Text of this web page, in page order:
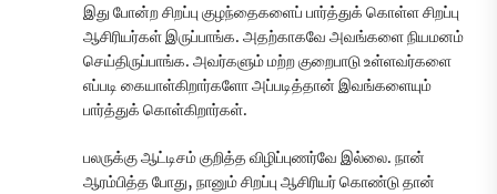
இது போன்ற சிறப்பு குழந்தைகளைப் பார்த்துக் கொள்ள சிறப்பு
ஆசிரியர்கள் இருப்பாங்க. அதற்காகவே அவங்களை நியமனம்
செய்திருப்பாங்க. அவர்களும் மற்ற குறைபாடு உள்ளவர்களை
எப்படி கையாள்கிறார்களோ அப்படித்தான் இவங்களையும்
பார்த்துக் கொள்கிறார்கள்.
பலருக்கு ஆட்டிசம் குறித்த விழிப்புணர்வே இல்லை. நான்
ஆரம்பித்த போது, நானும் சிறப்பு ஆசிரியர் கொண்டு தான்